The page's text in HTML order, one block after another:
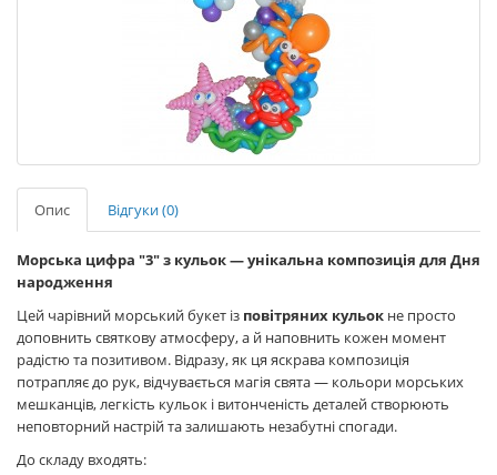
Опис Відгуки (0)
Морська цифра "3" з кульок — унікальна композиція для Дня
народження
Цей чарівний морський букет із повітряних кульок не просто
доповнить святкову атмосферу, а й наповнить кожен момент
радістю та позитивом. Відразу, як ця яскрава композиція
потрапляє до рук, відчувається магія свята — кольори морських
мешканців, легкість кульок і витонченість деталей створюють
неповторний настрій та залишають незабутні спогади.
До складу входять: